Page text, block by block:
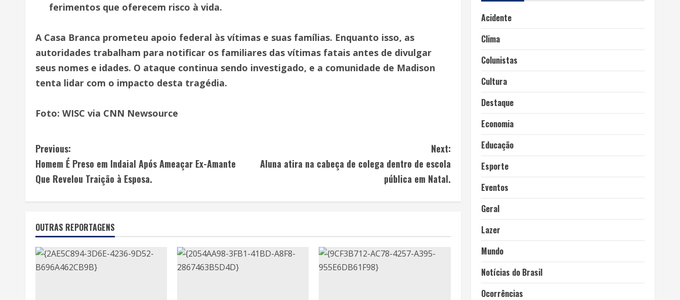
ferimentos que oferecem risco à vida.
A Casa Branca prometeu apoio federal às vítimas e suas famílias. Enquanto isso, as
autoridades trabalham para notificar os familiares das vítimas fatais antes de divulgar
seus nomes e idades. O ataque continua sendo investigado, e a comunidade de Madison
tenta lidar com o impacto desta tragédia.
Foto: WISC via CNN Newsource
Previous:
Homem É Preso em Indaial Após Ameaçar Ex-Amante
Que Revelou Traição à Esposa.
Next:
Aluna atira na cabeça de colega dentro de escola
pública em Natal.
OUTRAS REPORTAGENS
Acidente
Clima
Colunistas
Cultura
Destaque
Economia
Educação
Esporte
Eventos
Geral
Lazer
Mundo
Notícias do Brasil
Ocorrências